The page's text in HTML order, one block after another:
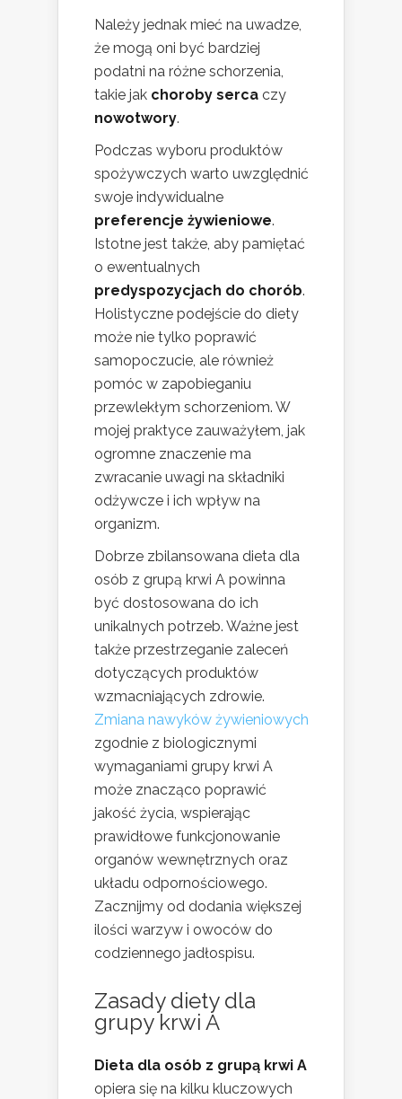
Należy jednak mieć na uwadze,
że mogą oni być bardziej
podatni na różne schorzenia,
takie jak choroby serca czy
nowotwory.
Podczas wyboru produktów
spożywczych warto uwzględnić
swoje indywidualne
preferencje żywieniowe.
Istotne jest także, aby pamiętać
o ewentualnych
predyspozycjach do chorób.
Holistyczne podejście do diety
może nie tylko poprawić
samopoczucie, ale również
pomóc w zapobieganiu
przewlekłym schorzeniom. W
mojej praktyce zauważyłem, jak
ogromne znaczenie ma
zwracanie uwagi na składniki
odżywcze i ich wpływ na
organizm.
Dobrze zbilansowana dieta dla
osób z grupą krwi A powinna
być dostosowana do ich
unikalnych potrzeb. Ważne jest
także przestrzeganie zaleceń
dotyczących produktów
wzmacniających zdrowie.
Zmiana nawyków żywieniowych
zgodnie z biologicznymi
wymaganiami grupy krwi A
może znacząco poprawić
jakość życia, wspierając
prawidłowe funkcjonowanie
organów wewnętrznych oraz
układu odpornościowego.
Zacznijmy od dodania większej
ilości warzyw i owoców do
codziennego jadłospisu.
Zasady diety dla
grupy krwi A
Dieta dla osób z grupą krwi A
opiera się na kilku kluczowych